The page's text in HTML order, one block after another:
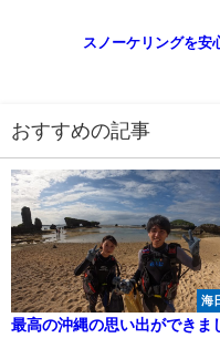
スノーケリングを安
おすすめの記事
海
最高の沖縄の思い出ができま